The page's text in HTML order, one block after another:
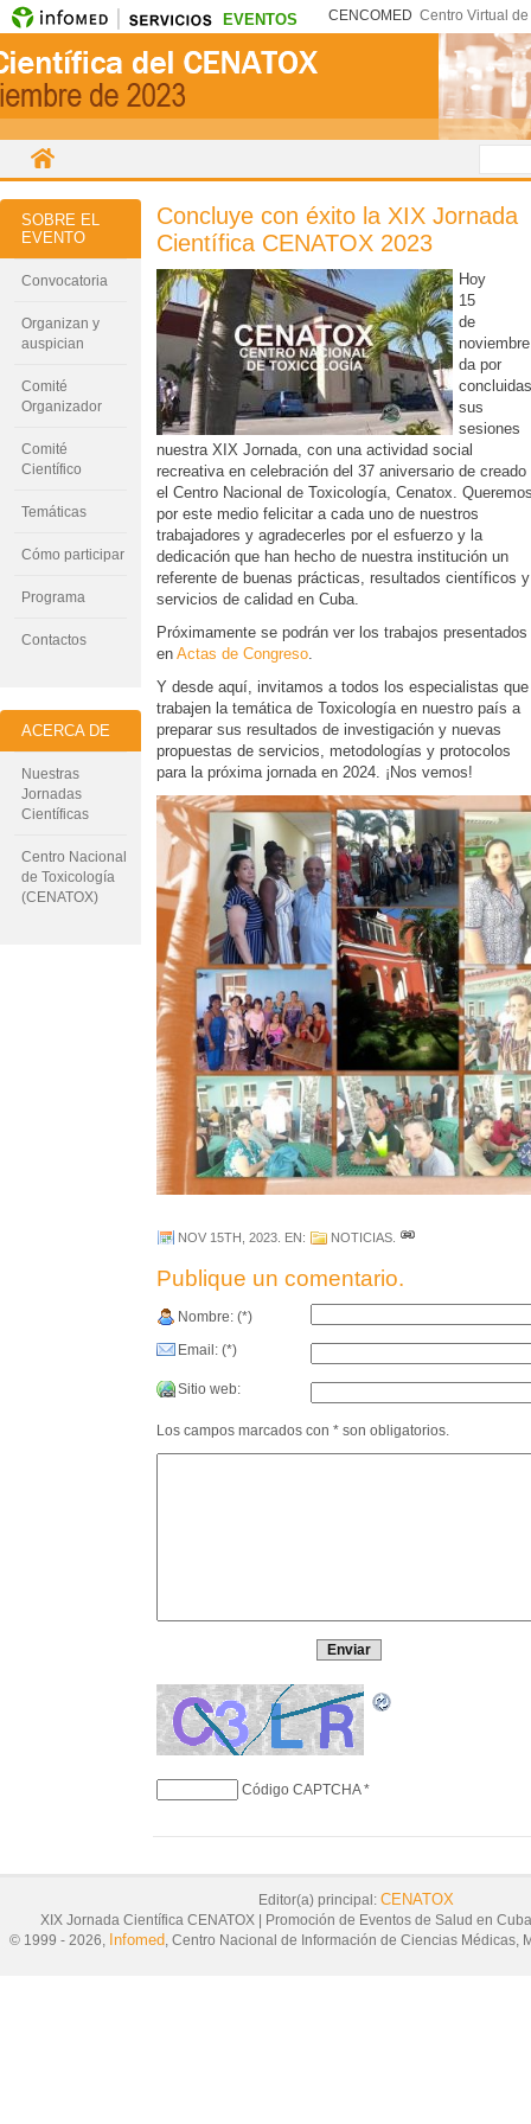
EVENTOS CENCOMED Centro Virtual
Concluye con éxito la XIX Jornada
Científica CENATOX 2023
Hoy
15
de
noviembre
da por
sus
sesiones
nuestra XIX Jornada, con una actividad social
recreativa en celebración del 37 aniversario de creado
el Centro Nacional de Toxicología, Cenatox.
por este medio felicitar a cada uno de nuestros
trabajadores y agradecerles por el esfuerzo y la
dedicación que han hecho de nuestra institución un
referente de buenas prácticas, resultados científicos y
servicios de calidad en Cuba.
Próximamente se podrán ver los trabajos presentados
enActas de Congreso.
Y desde aquí, invitamos a todos los especialistas que
trabajen la temática de Toxicología en nuestro país a
preparar sus resultados de investigación y nuevas
propuestas de servicios, metodologías y protocolos
para la próxima jornada en 2024. ¡Nos vemos!
NOV 15TH, 2023 . EN: NOTICIAS
Publique un comentario.
Nombre: (*)
Email: (*)
Sitio web:
Los campos marcados con * son obligatorios.
Código CAPTCHA*
SOBRE EL
EVENTO
Convocatoria
Organizan y
auspician
Comité
Organizador
Comité
Científico
Temáticas
Cómo participar
Programa
Contactos
ACERCA DE
Nuestras
Jornadas
Científicas
Centro Nacional
de Toxicología
(CENATOX)
Editor(a) principal: CENATOX
XIX Jornada Científica CENATOX|
Promoción de Eventos de Salud en Cuba
© 1999 - 2026, Infomed, Centro Nacional de Información de Ciencias Médicas,